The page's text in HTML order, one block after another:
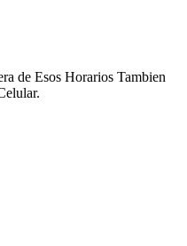
de Esos Horarios Tambien